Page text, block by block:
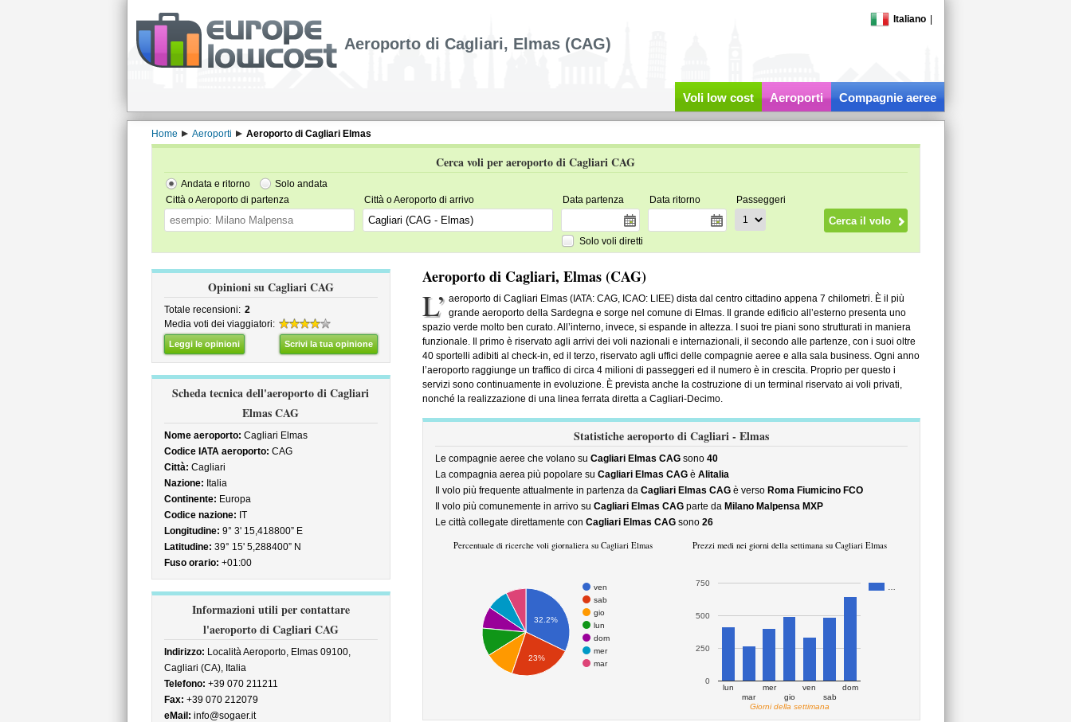
Italiano
Aeroporto di Cagliari, Elmas (CAG)
Voli low cost Aeroporti Compagnie aeree
Home Aeroporti Aeroporto di Cagliari Elmas
Cerca voli per aeroporto di Cagliari CAG
Andata e ritorno
Solo andata
Città o Aeroporto di partenza
Città o Aeroporto di arrivo Data partenza Data ritorno Passeggeri
Solo voli diretti
Opinioni su Cagliari CAG
Totale recensioni: 2
Media voti dei viaggiatori:
Leggi le opinioni Scrivi la tua opinione
Scheda tecnica dell'aeroporto di Cagliari
Elmas CAG
Nome aeroporto: Cagliari Elmas
Codice IATA aeroporto: CAG
Città: Cagliari
Nazione: Italia
Continente: Europa
Codice nazione: IT
Longitudine: 9° 3' 15,418800” E
Latitudine: 39° 15' 5,288400” N
Fuso orario: +01:00
Informazioni utili per contattare
l'aeroporto di Cagliari CAG
Indirizzo: Località Aeroporto, Elmas 09100,
Cagliari (CA), Italia
Telefono: +39 070 211211
Fax: +39 070 212079
eMail: info@sogaer.it
Aeroporto di Cagliari, Elmas (CAG)
L’ aeroporto di Cagliari Elmas (IATA: CAG, ICAO: LIEE) dista dal centro cittadino appena 7 chilometri. È il più
grande aeroporto della Sardegna e sorge nel comune di Elmas. Il grande edificio all’esterno presenta uno
spazio verde molto ben curato. All’interno, invece, si espande in altezza. I suoi tre piani sono strutturati in maniera
funzionale. Il primo è riservato agli arrivi dei voli nazionali e internazionali, il secondo alle partenze, con i suoi oltre
40 sportelli adibiti al check-in, ed il terzo, riservato agli uffici delle compagnie aeree e alla sala business. Ogni anno
l’aeroporto raggiunge un traffico di circa 4 milioni di passeggeri ed il numero è in crescita. Proprio per questo i
servizi sono continuamente in evoluzione. È prevista anche la costruzione di un terminal riservato ai voli privati,
nonché la realizzazione di una linea ferrata diretta a Cagliari-Decimo.
Statistiche aeroporto di Cagliari - Elmas
Le compagnie aeree che volano su Cagliari Elmas CAGsono 40
La compagnia aerea più popolare su Cagliari Elmas CAGè Alitalia
Il volo più frequente attualmente in partenza da Cagliari Elmas CAGè verso Roma Fiumicino FCO
Il volo più comunemente in arrivo su Cagliari Elmas CAGparte da Milano Malpensa MXP
Le città collegate direttamente con Cagliari Elmas CAGsono 26
Percentuale di ricerche voli giornaliera su Cagliari Elmas
ven
sab
gio
lun
dom
mer
mar
32.2%
23%
Prezzi medi nei giorni della settimana su Cagliari Elmas
lun
mar
mer
gio
ven
sab
dom
0
250
500
750
Giorni della settimana